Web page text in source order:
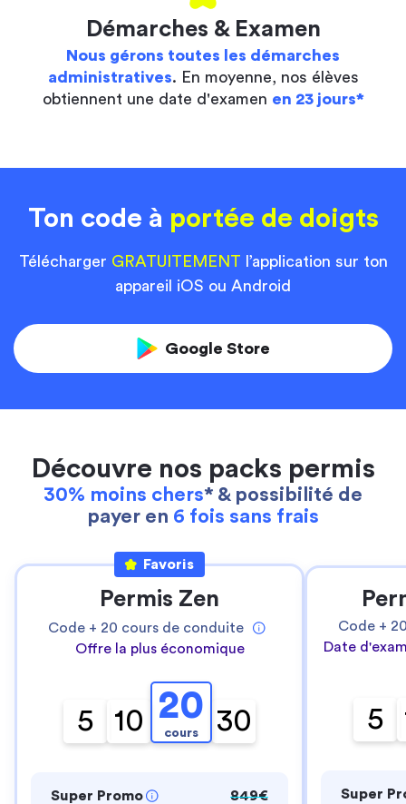
Démarches & Examen
Nous gérons toutes les démarches
administratives. En moyenne, nos élèves
obtiennent une date d'examen en 23 jours*
Ton code à portée de doigts
Télécharger GRATUITEMENT l’application sur ton
appareil iOS ou Android
Google Store
Découvre nos packs permis
30% moins chers* & possibilité de
payer en 6 fois sans frais
Favoris
Permis Zen
Code + 20 cours de conduite
Offre la plus économique
5 10 20
cours 30
Super Promo
849€
Code +
Date
5
Super